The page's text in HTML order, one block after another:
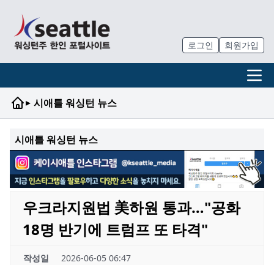
로그인 회원가입
▸ 시애틀 워싱턴 뉴스
시애틀 워싱턴 뉴스
우크라지원법 美하원 통과…"공화
18명 반기에 트럼프 또 타격"
작성일 2026-06-05 06:47